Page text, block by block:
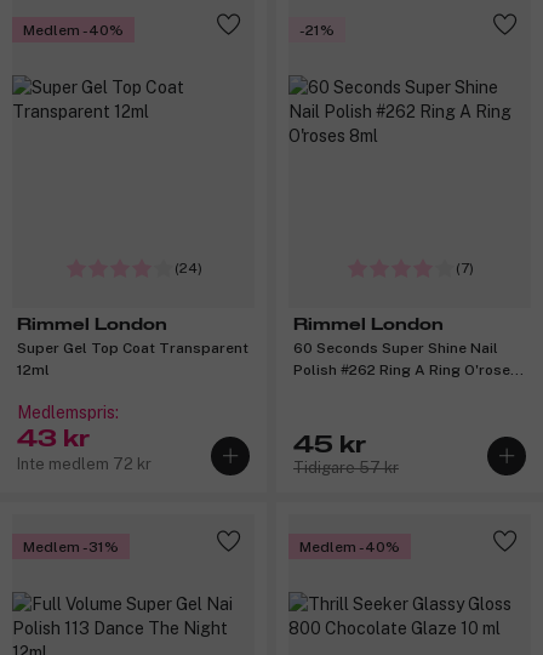
Medlem -40%
(24)
Rimmel London
Super Gel Top Coat Transparent
12ml
Medlemspris:
43 kr
Inte medlem 72 kr
-21%
(7)
Rimmel London
60 Seconds Super Shine Nail
Polish #262 Ring A Ring O'roses
45 kr
Tidigare 57 kr
Medlem -31% Medlem -40%